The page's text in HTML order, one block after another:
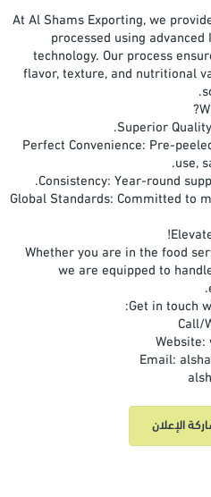
​At Al Shams Exporting, we
processed using advanced
technology. Our process
flavor, texture, and nutritional
​✅ Perfect Convenience: Pre-
​✅ Global Standards: Committed
​Whether you are in the food
we are equipped to
📧 Email:
الإعلان